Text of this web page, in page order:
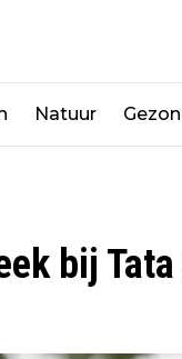
Natuur
bij